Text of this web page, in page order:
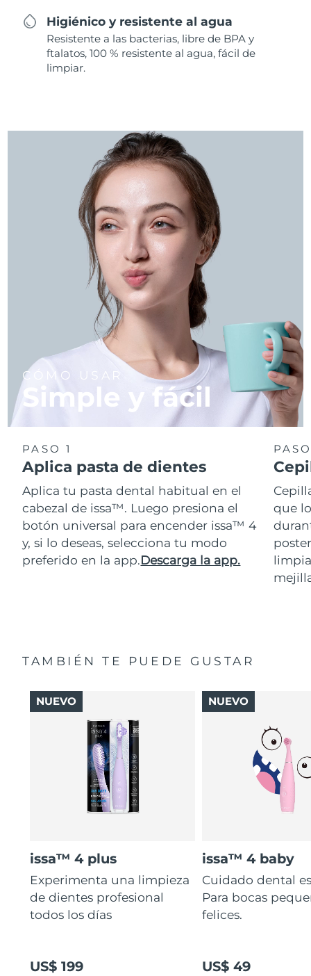
Higiénico y resistente al agua
Resistente a las bacterias, libre de BPA y
ftalatos, 100 % resistente al agua, fácil de
limpiar.
CÓMO USAR
Simple y fácil
PASO 1
Aplica pasta de dientes
Aplica tu pasta dental habitual en el
cabezal de issa™. Luego presiona el
botón universal para encender issa™ 4
y, si lo deseas, selecciona tu modo
preferido en la app.Descarga la app.
que
TAMBIÉN TE PUEDE GUSTAR
issa™ 4 plus
Experimenta una limpieza
de dientes profesional
todos los días
US$ 199
NUEVO
issa™ 4 baby
Cuidado dental
Para bocas
felices.
US$ 49
NUEVO